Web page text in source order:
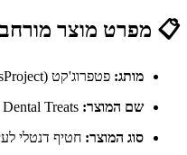
📋 מפרט מוצר
מותג: פטפרוג'קט (PetsProject)
שם המוצר:
סוג המוצר: חטיף דנטלי